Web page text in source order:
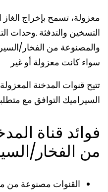
تسمح بإخراج الغاز
والتدفئة .وحدات
من الفخار/
كانت معزولة أو غير
قنوات المدخنة المعزولة
التوافق مع
قناة
الفخار/
القنوات مصنوعة من مواد